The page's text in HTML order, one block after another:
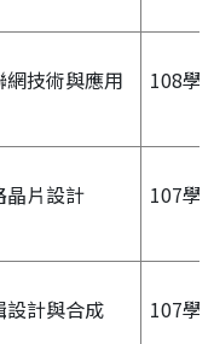
網技術與應用 108學
晶片設計 107學
設計與合成 107學